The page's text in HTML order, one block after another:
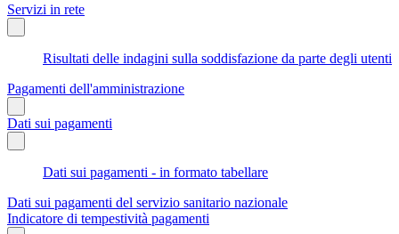
Servizi in rete
Risultati delle indagini sulla soddisfazione da parte degli utenti
Pagamenti dell'amministrazione
Dati sui pagamenti
Dati sui pagamenti - in formato tabellare
Dati sui pagamenti del servizio sanitario nazionale
Indicatore di tempestività pagamenti